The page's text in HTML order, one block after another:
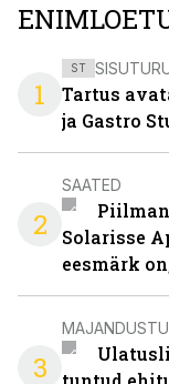
1
ST
Tartus
ja Gastro
2
SAATED
Solarisse
eesmärk
3